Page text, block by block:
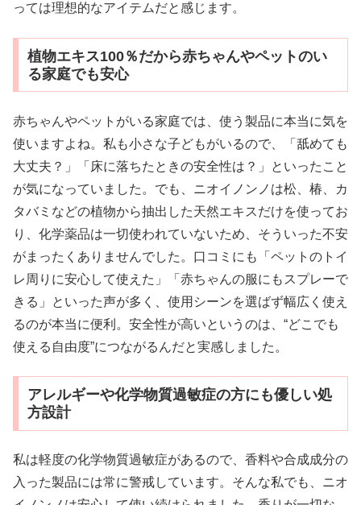
っては理想的なアイテムだと感じます。
植物エキス100％だから赤ちゃんやペットのい
る家庭でも安心
赤ちゃんやペットがいる家庭では、使う製品に本当に気を
使いますよね。私も小さな子どもがいるので、「舐めても
大丈夫？」「床に落ちたときの安全性は？」といったこと
が気になっていました。でも、ニオイノンノは松、椿、カ
タバミなどの植物から抽出した天然エキスだけを使ってお
り、化学薬品は一切使われていないため、そういった不安
がまったくありませんでした。口コミにも「ペットのトイ
レ周りに安心して使えた」「赤ちゃんの服にもスプレーで
きる」といった声が多く、使用シーンを選ばず幅広く使え
るのが本当に便利。安全性が高いというのは、“どこでも
使える自由度”につながるんだと実感しました。
アレルギーや化学物質過敏症の方にも優しい処
方設計
私は軽度の化学物質過敏症があるので、香料や合成成分の
入った製品には常に警戒しています。そんな私でも、ニオ